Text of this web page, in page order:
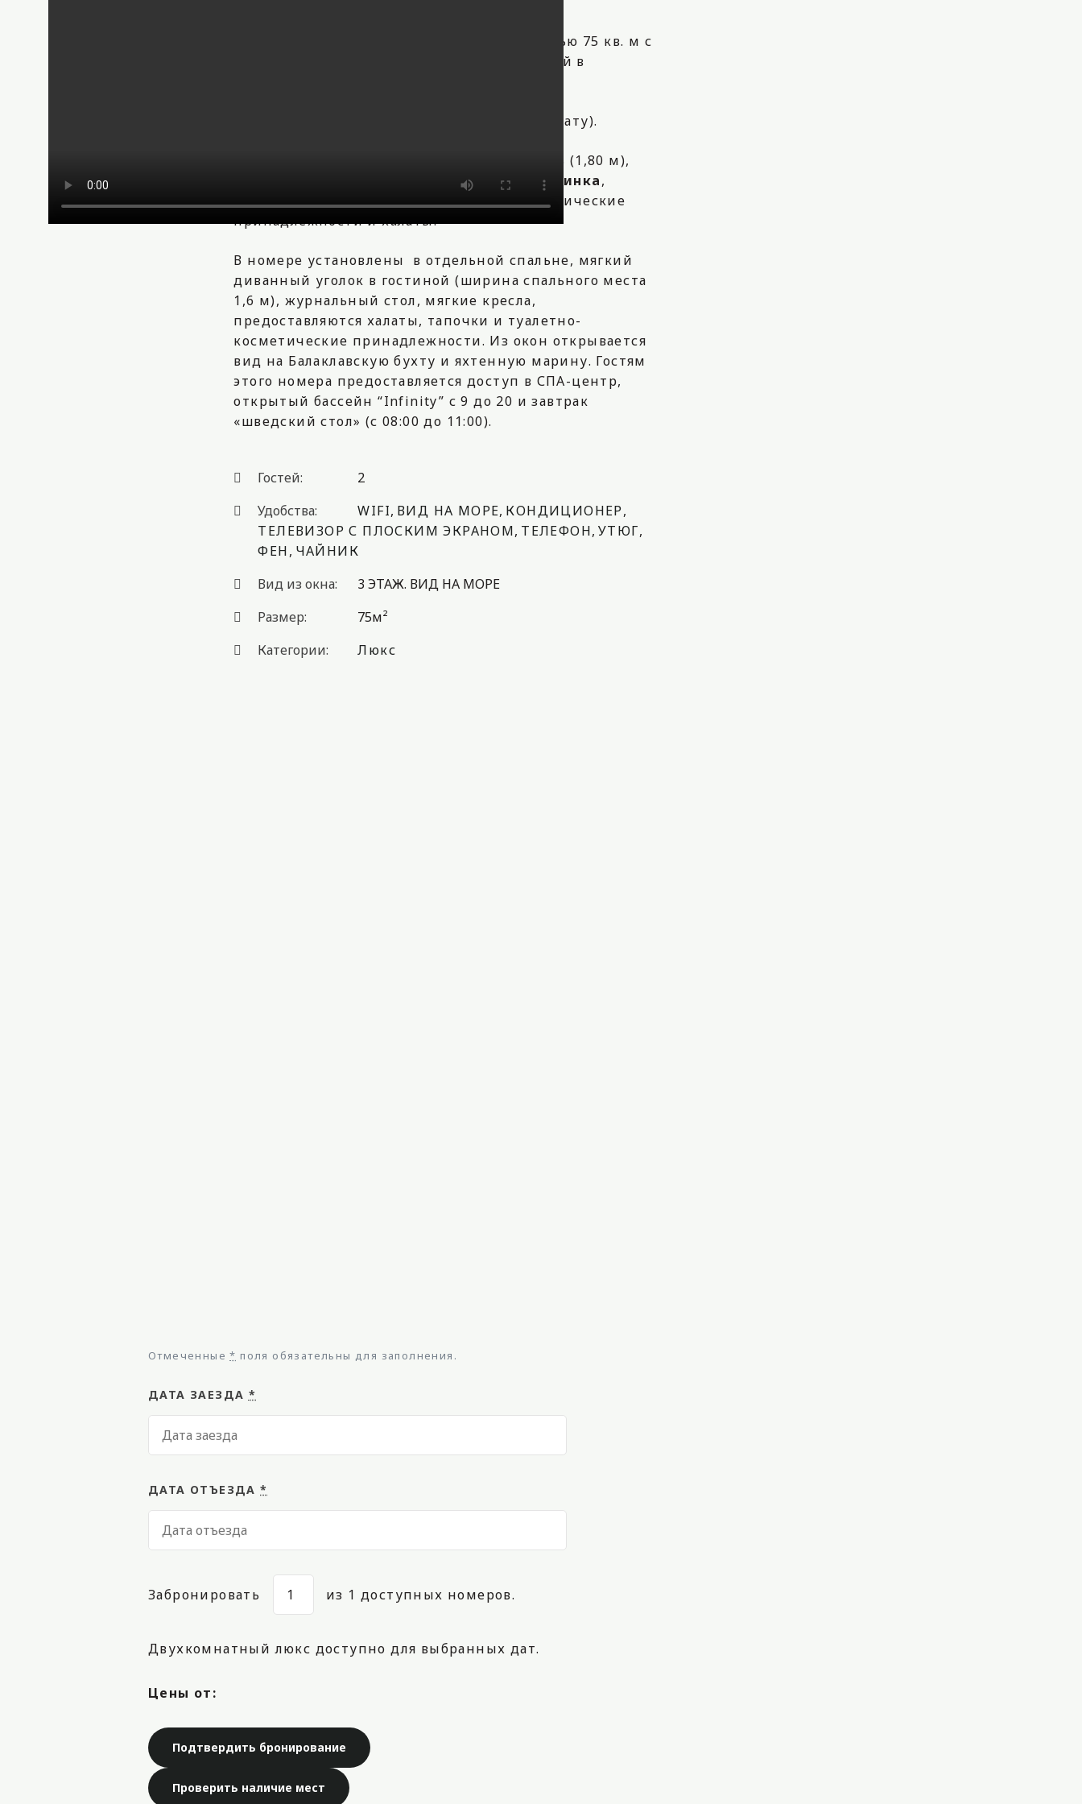
Роскошный двухкомнатный номер площадью 75 кв. м с
удобной мебелью и балконом, выдержанный в
дополнительное спальное (за отдельную плату).
В номере установлены двуспальная кровать (1,80 м),
стиральная машинка,
предоставляются тапочки, туалетно-косметические
принадлежности и халаты.
В номере установлены в отдельной спальне, мягкий
диванный уголок в гостиной (ширина спального места
1,6 м), журнальный стол, мягкие кресла,
предоставляются халаты, тапочки и туалетно-
косметические принадлежности. Из окон открывается
вид на Балаклавскую бухту и яхтенную марину. Гостям
этого номера предоставляется доступ в СПА-центр,
открытый бассейн “Infinity” с 9 до 20 и завтрак
«шведский стол» (с 08:00 до 11:00).
Гостей:
2
Удобства:
WIFI, ВИД НА МОРЕ, КОНДИЦИОНЕР,
ТЕЛЕВИЗОР С ПЛОСКИМ ЭКРАНОМ, ТЕЛЕФОН,УТЮГ,
ФЕН, ЧАЙНИК
Вид из окна:
3 ЭТАЖ. ВИД НА МОРЕ
Размер:
75м²
Категории:
Люкс
Отмеченные* поля обязательны для заполнения.
ДАТА ЗАЕЗДА *
ДАТА ОТЪЕЗДА*
Забронировать из 1 доступных номеров.
Двухкомнатный люкс доступно для выбранных дат.
Цены от: